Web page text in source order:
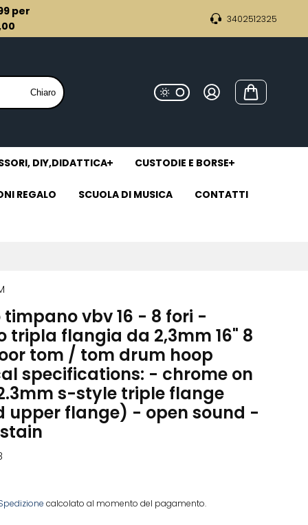
per
3402512325
Chiaro
DIY,DIDATTICA CUSTODIE E BORSE
REGALO SCUOLA DI MUSICA CONTATTI
vbv 16 - 8 fori -
tripla flangia da 2,3mm 16" 8
tom / tom drum hoop
specifications: - chrome on
s-style triple flange
upper flange) - open sound -
calcolato al momento del pagamento.